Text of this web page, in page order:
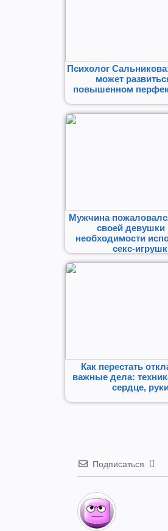
Психолог
может
повышенном
Мужчина
своей девушки
необходимости
секс-
Как перестать
важные дела:
сердце,
Подписаться